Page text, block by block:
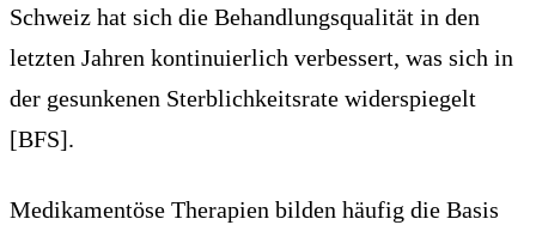
Schweiz hat sich die Behandlungsqualität in den
letzten Jahren kontinuierlich verbessert, was sich in
der gesunkenen Sterblichkeitsrate widerspiegelt
[BFS].
Medikamentöse Therapien bilden häufig die Basis